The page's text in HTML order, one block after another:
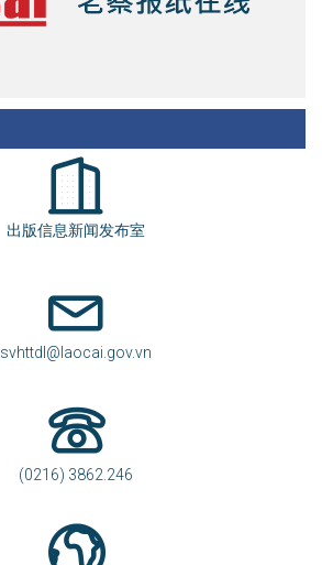
出版信息新闻发布室
svhttdl@laocai.gov.vn
(0216) 3862.246